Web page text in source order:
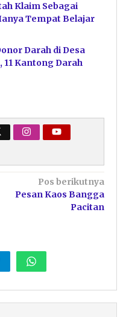
Klaim Sebagai
Tempat Belajar
Darah di Desa
Kantong Darah
Pos berikutnya
Pesan Kaos Bangga
Pacitan